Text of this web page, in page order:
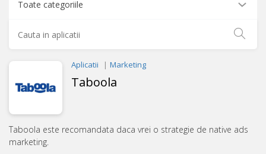
Aplicatii Marketing
Taboola
Taboola este recomandata daca vrei o strategie de native ads
marketing.